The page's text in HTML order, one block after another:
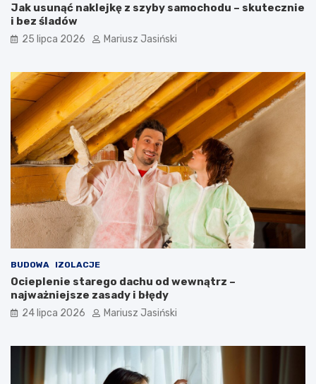
Jak usunąć naklejkę z szyby samochodu – skutecznie
i bez śladów
25 lipca 2026 Mariusz Jasiński
BUDOWA IZOLACJE
Ocieplenie starego dachu od wewnątrz –
najważniejsze zasady i błędy
24 lipca 2026 Mariusz Jasiński